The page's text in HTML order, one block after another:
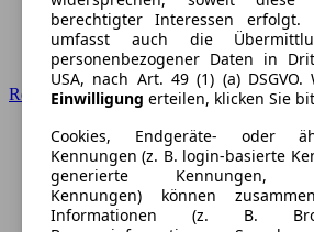
Renault
berechtigter Interessen erfolgt.
umfasst auch die
personenbezogener Daten in
USA, nach Art. 49 (1) (a) DSGVO.
Einwilligung erteilen, klicken Sie
Cookies, Endgeräte- oder
Kennungen (z. B. login-basierte
generierte Kennungen,
Kennungen) können
Informationen (z. B.